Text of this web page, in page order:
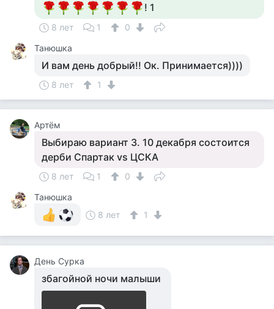
! 1
8 лет 1
0
Танюшка
И вам день добрый!! Ок. Принимается))))
8 лет 1
Артём
Выбираю вариант 3. 10 декабря состоится
дерби Спартак vs ЦСКА
8 лет 1
0
Танюшка
8 лет
1
День Сурка
збагойной ночи малыши